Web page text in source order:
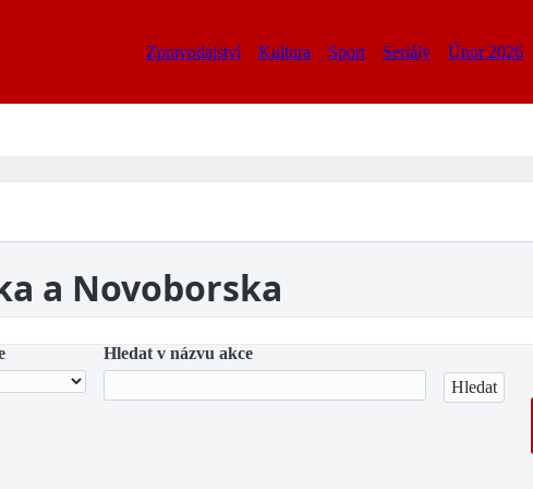
Zpravodajství Kultura Sport Seriály Únor 2026
a Novoborska
Hledat v názvu akce